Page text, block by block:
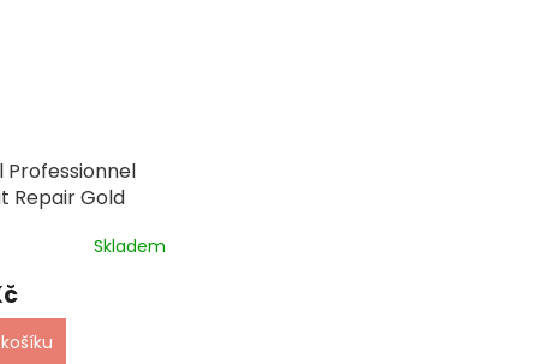
Professionnel
Repair Gold
Skladem